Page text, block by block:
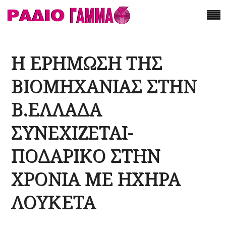
Η ΕΡΗΜΩΣΗ ΤΗΣ
ΒΙΟΜΗΧΑΝΙΑΣ ΣΤΗΝ
Β.ΕΛΛΑΔΑ
ΣΥΝΕΧΙΖΕΤΑΙ-
ΠΟΔΑΡΙΚΟ ΣΤΗΝ
ΧΡΟΝΙΑ ΜΕ ΗΧΗΡΑ
ΛΟΥΚΕΤΑ